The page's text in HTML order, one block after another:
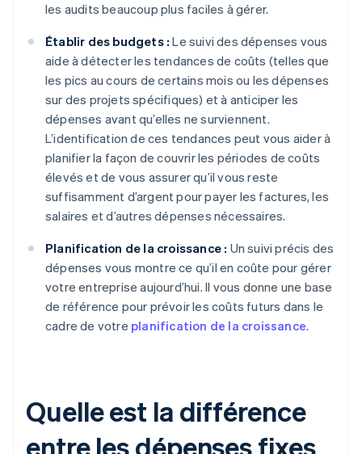
les audits beaucoup plus faciles à gérer.
Établir des budgets : Le suivi des dépenses vous
aide à détecter les tendances de coûts (telles que
les pics au cours de certains mois ou les dépenses
sur des projets spécifiques) et à anticiper les
dépenses avant qu’elles ne surviennent.
L’identification de ces tendances peut vous aider à
planifier la façon de couvrir les périodes de coûts
élevés et de vous assurer qu’il vous reste
suffisamment d’argent pour payer les factures, les
salaires et d’autres dépenses nécessaires.
Planification de la croissance : Un suivi précis des
dépenses vous montre ce qu’il en coûte pour gérer
votre entreprise aujourd’hui. Il vous donne une base
de référence pour prévoir les coûts futurs dans le
cadre de votre planification de la croissance.
Quelle est la différence
entre les dépenses fixes